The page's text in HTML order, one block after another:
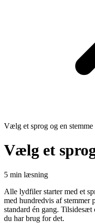
Vælg et sprog og en stemme
Vælg et
5 min læsning
Alle lydfiler starter med et
med hundredvis af
standard én gang.
du har brug for det.